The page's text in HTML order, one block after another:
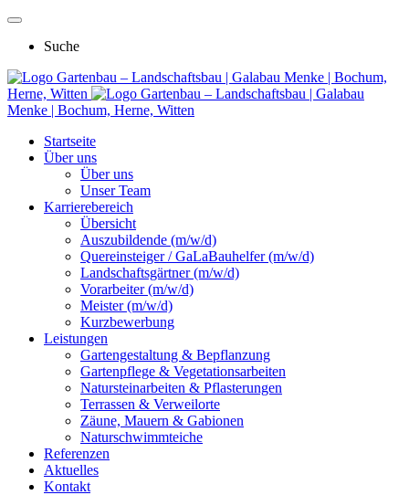
Suche
Gartenbau – Landschaftsbau | Galabau Menke | Bochum,
Herne, Witten
Gartenbau – Landschaftsbau | Galabau
Menke | Bochum, Herne, Witten
Startseite
Über uns
Über uns
Unser Team
Karrierebereich
Übersicht
Auszubildende (m/w/d)
Quereinsteiger / GaLaBauhelfer (m/w/d)
Landschaftsgärtner (m/w/d)
Vorarbeiter (m/w/d)
Meister (m/w/d)
Kurzbewerbung
Leistungen
Gartengestaltung & Bepflanzung
Gartenpflege & Vegetationsarbeiten
Natursteinarbeiten & Pflasterungen
Terrassen & Verweilorte
Zäune, Mauern & Gabionen
Naturschwimmteiche
Referenzen
Aktuelles
Kontakt